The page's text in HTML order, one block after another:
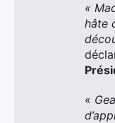
«
hâte
«